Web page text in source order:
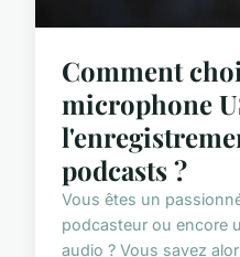
Comment
microphone
podcasts ?
Vous êtes un
podcasteur ou encore
audio ? Vous savez